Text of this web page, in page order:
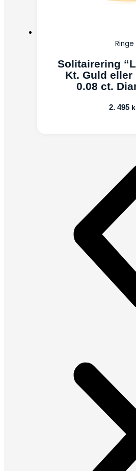
Ringe
Solitairering
Kt. Guld
0.08 ct.
2. 495